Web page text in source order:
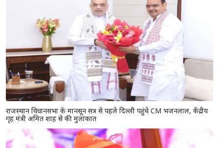
राजस्थान विधानसभा के मानसून सत्र से पहले दिल्ली पहुंचे CM भजनलाल, केंद्रीय
गृह मंत्री अमित शाह से की मुलाकात